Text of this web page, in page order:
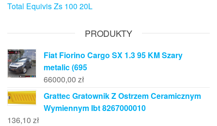
Total Equivis Zs 100 20L
PRODUKTY
Fiat Fiorino Cargo SX 1.3 95 KM Szary
metalic (695
66000,00 zł
Grattec Gratownik Z Ostrzem Ceramicznym
Wymiennym Ibt 8267000010
136,10 zł